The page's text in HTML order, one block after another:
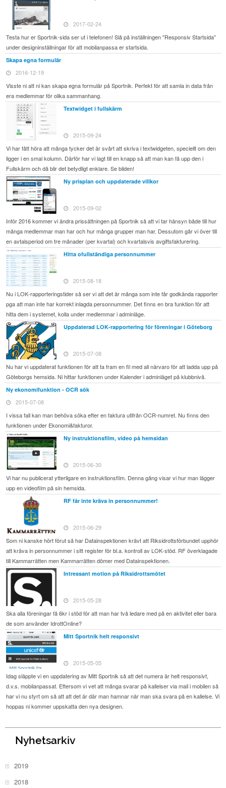
2017-02-24
Testa hur er Sportnik-sida ser ut i telefonen! Slå på inställningen "Responsiv Startsida"
under designinställningar för att mobilanpassa er startsida.
Skapa egna formulär
2016-12-19
Visste ni att ni kan skapa egna formulär på Sportnik. Perfekt för att samla in data från
era medlemmar för olika sammanhang.
Textwidget i fullskärm
2015-09-24
Vi har fått höra att många tycker det är svårt att skriva i textwidgeten, speciellt om den
ligger i en smal kolumn. Därför har vi lagt till en knapp så att man kan få upp den i
Fullskärm och då blir det betydligt enklare. Se bilden!
Ny prisplan och uppdaterade villkor
2015-09-02
Inför 2016 kommer vi ändra prissättningen på Sportnik så att vi tar hänsyn både till hur
många medlemmar man har och hur många grupper man har. Dessutom går vi över till
en avtalsperiod om tre månader (per kvartal) och kvartalsvis avgiftsfakturering.
Hitta ofullständiga personnummer
2015-08-18
Nu i LOK-rapporteringstider så ser vi att det är många som inte får godkända rapporter
pga att man inte har korrekt inlagda personnummer. Det finns en bra funktion för att
hitta dem i systemet, kolla under medlemmar i adminläge.
Uppdaterad LOK-rapportering för föreningar i Göteborg
2015-07-08
Nu har vi uppdaterat funktionen för att ta fram en fil med all närvaro för att ladda upp på
Göteborgs hemsida. Ni hittar funktionen under Kalender i adminläget på klubbnivå.
Ny ekonomifunktion - OCR sök
2015-07-08
I vissa fall kan man behöva söka efter en faktura utifrån OCR-numret. Nu finns den
funktionen under Ekonomi&fakturor.
Ny instruktionsfilm, video på hemsidan
2015-06-30
Vi har nu publicerat ytterligare en instruktionsfilm. Denna gång visar vi hur man lägger
upp en videofilm på sin hemsida.
RF får inte kräva in personnummer!
2015-06-29
Som ni kanske hört förut så har Datainspektionen krävt att Riksidrottsförbundet upphör
att kräva in personnummer i sitt register för bl.a. kontroll av LOK-stöd. RF överklagade
till Kammarrätten men Kammarrätten dömer med Datainspektionen.
Intressant motion på Riksidrottsmötet
2015-05-28
Ska alla föreningar få 6kr i stöd för att man har två ledare med på en aktivitet eller bara
de som använder IdrottOnline?
Mitt Sportnik helt responsivt
2015-05-05
Idag släppte vi en uppdatering av Mitt Sportnik så att det numera är helt responsivt,
d.v.s. mobilanpassat. Eftersom vi vet att många svarar på kallelser via mail i mobilen så
har vi nu styrt om så att att det är där man hamnar när man ska svara på en kallelse. Vi
hoppas ni kommer uppskatta den nya designen.
Nyhetsarkiv
2019
2018